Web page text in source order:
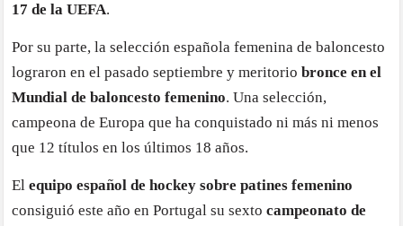
17 de la UEFA.
Por su parte, la selección española femenina de baloncesto
lograron en el pasado septiembre y meritoriobronce en el
Mundial de baloncesto femenino. Una selección,
campeona de Europa que ha conquistado ni más ni menos
que 12 títulos en los últimos 18 años.
Elequipo español de hockey sobre patines femenino
consiguió este año en Portugal su sextocampeonato de